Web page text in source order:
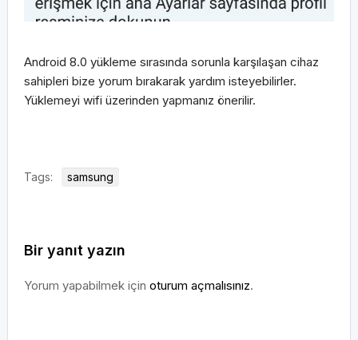
Android 8.0 yükleme sırasında sorunla karşılaşan cihaz
sahipleri bize yorum bırakarak yardım isteyebilirler.
Yüklemeyi wifi üzerinden yapmanız önerilir.
Tags: samsung
Bir yanıt yazın
Yorum yapabilmek için oturum açmalısınız.